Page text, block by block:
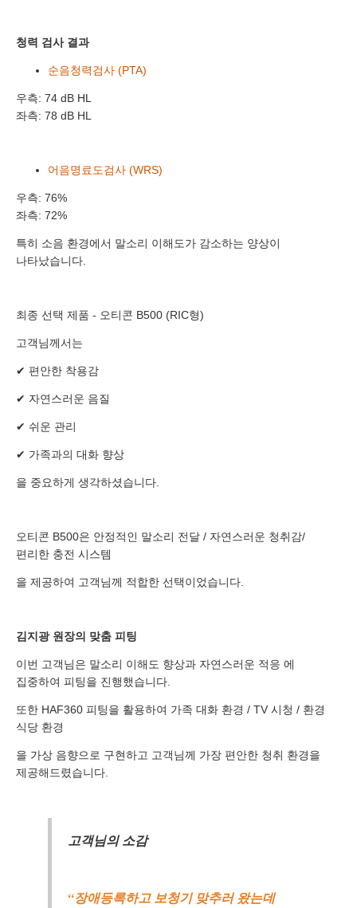
청력 검사 결과
순음청력검사 (PTA)
우측: 74 dB HL
좌측: 78 dB HL
어음명료도검사 (WRS)
우측: 76%
좌측: 72%
특히 소음 환경에서 말소리 이해도가 감소하는 양상이
나타났습니다.
최종 선택 제품 - 오티콘 B500 (RIC형)
고객님께서는
✔ 편안한 착용감
✔ 자연스러운 음질
✔ 쉬운 관리
✔ 가족과의 대화 향상
을 중요하게 생각하셨습니다.
오티콘 B500은 안정적인 말소리 전달 / 자연스러운 청취감/
편리한 충전 시스템
을 제공하여 고객님께 적합한 선택이었습니다.
김지광 원장의 맞춤 피팅
이번 고객님은 말소리 이해도 향상과 자연스러운 적응 에
집중하여 피팅을 진행했습니다.
또한 HAF360 피팅을 활용하여 가족 대화 환경 / TV 시청 / 환경
식당 환경
을 가상 음향으로 구현하고 고객님께 가장 편안한 청취 환경을
제공해드렸습니다.
고객님의 소감
“장애등록하고 보청기 맞추러 왔는데
연락처
센터
분야
내용